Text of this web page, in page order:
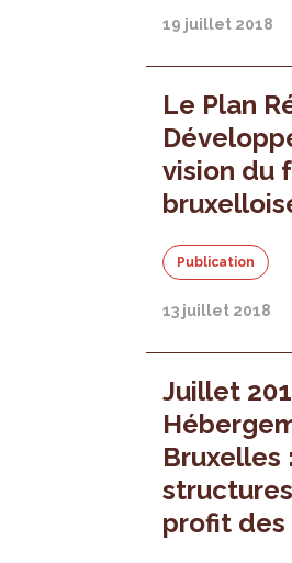
19 juillet 2018
Le Plan
vision du
Publication
13 juillet 2018
Juillet
Bruxelles
profit des